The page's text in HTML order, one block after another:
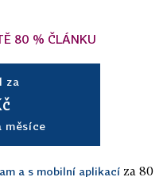
80 % ČLÁNKU
za
měsíce
a s mobilní aplikací za 80